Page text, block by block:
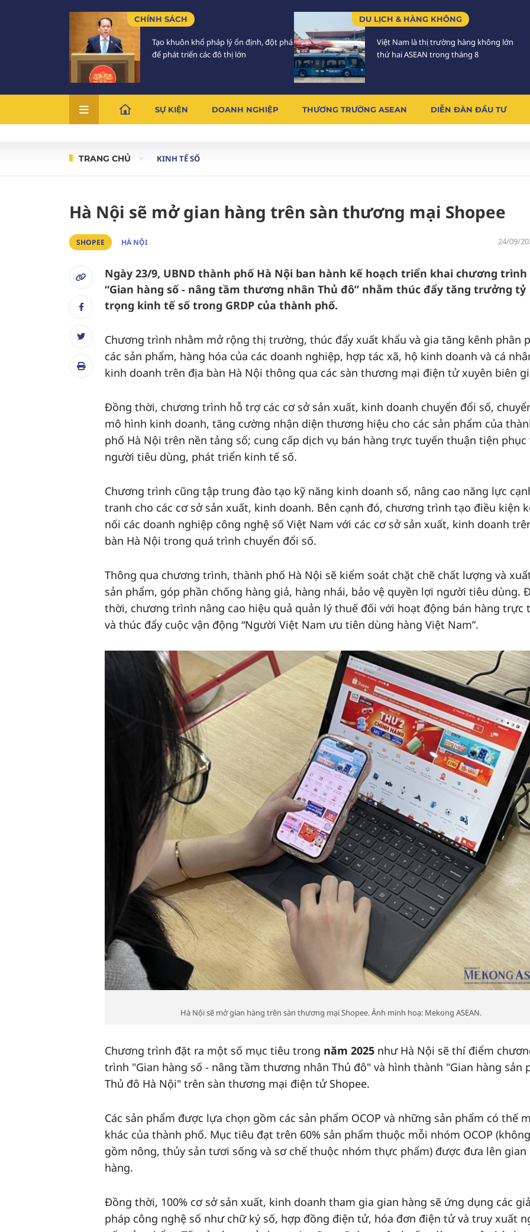
CHÍNH SÁCH
Tạo khuôn khổ pháp lý ổn định, đột phá
để phát triển các đô thị lớn
DU LỊCH & HÀNG KHÔNG
Việt Nam là thị trường hàng không lớn
thứ hai ASEAN trong tháng 8
SỰ KIỆN DOANH NGHIỆP THƯƠNG TRƯỜNG ASEAN DIỄN ĐÀN ĐẦU TƯ
TRANG CHỦ KINH TẾ SỐ
Hà Nội sẽ mở gian hàng trên sàn thương mại Shopee
SHOPEE HÀ NỘI 24/09/
Ngày 23/9, UBND thành phố Hà Nội ban hành kế hoạch triển khai chương trình
“Gian hàng số - nâng tầm thương nhân Thủ đô” nhằm thúc đẩy tăng trưởng tỷ
trọng kinh tế số trong GRDP của thành phố.
Chương trình nhằm mở rộng thị trường, thúc đẩy xuất khẩu và gia tăng kênh phân
các sản phẩm, hàng hóa của các doanh nghiệp, hợp tác xã, hộ kinh doanh và cá
kinh doanh trên địa bàn Hà Nội thông qua các sàn thương mại điện tử xuyên biên
Đồng thời, chương trình hỗ trợ các cơ sở sản xuất, kinh doanh chuyển đổi số,
mô hình kinh doanh, tăng cường nhận diện thương hiệu cho các sản phẩm của
phố Hà Nội trên nền tảng số; cung cấp dịch vụ bán hàng trực tuyến thuận tiện phục
người tiêu dùng, phát triển kinh tế số.
Chương trình cũng tập trung đào tạo kỹ năng kinh doanh số, nâng cao năng lực
tranh cho các cơ sở sản xuất, kinh doanh. Bên cạnh đó, chương trình tạo điều kiện
nối các doanh nghiệp công nghệ số Việt Nam với các cơ sở sản xuất, kinh doanh
bàn Hà Nội trong quá trình chuyển đổi số.
Thông qua chương trình, thành phố Hà Nội sẽ kiểm soát chặt chẽ chất lượng và
sản phẩm, góp phần chống hàng giả, hàng nhái, bảo vệ quyền lợi người tiêu dùng.
thời, chương trình nâng cao hiệu quả quản lý thuế đối với hoạt động bán hàng trực
và thúc đẩy cuộc vận động “Người Việt Nam ưu tiên dùng hàng Việt Nam”.
Hà Nội sẽ mở gian hàng trên sàn thương mại Shopee. Ảnh minh hoạ: Mekong ASEAN.
Chương trình đặt ra một số mục tiêu trong năm 2025 như Hà Nội sẽ thí điểm
trình "Gian hàng số - nâng tầm thương nhân Thủ đô" và hình thành "Gian hàng sản
Thủ đô Hà Nội" trên sàn thương mại điện tử Shopee.
Các sản phẩm được lựa chọn gồm các sản phẩm OCOP và những sản phẩm có thế
khác của thành phố. Mục tiêu đạt trên 60% sản phẩm thuộc mỗi nhóm OCOP
gồm nông, thủy sản tươi sống và sơ chế thuộc nhóm thực phẩm) được đưa lên gian
hàng.
Đồng thời, 100% cơ sở sản xuất, kinh doanh tham gia gian hàng sẽ ứng dụng các
pháp công nghệ số như chữ ký số, hợp đồng điện tử, hóa đơn điện tử và truy xuất